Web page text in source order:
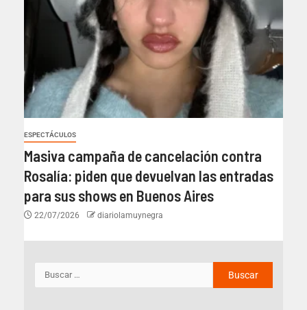
ESPECTÁCULOS
Masiva campaña de cancelación contra
Rosalía: piden que devuelvan las entradas
para sus shows en Buenos Aires
22/07/2026 diariolamuynegra